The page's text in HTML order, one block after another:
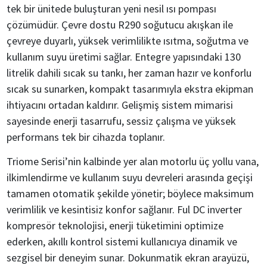
tek bir ünitede buluşturan yeni nesil ısı pompası
çözümüdür. Çevre dostu R290 soğutucu akışkan ile
çevreye duyarlı, yüksek verimlilikte ısıtma, soğutma ve
kullanım suyu üretimi sağlar. Entegre yapısındaki 130
litrelik dahili sıcak su tankı, her zaman hazır ve konforlu
sıcak su sunarken, kompakt tasarımıyla ekstra ekipman
ihtiyacını ortadan kaldırır. Gelişmiş sistem mimarisi
sayesinde enerji tasarrufu, sessiz çalışma ve yüksek
performans tek bir cihazda toplanır.
Triome Serisi’nin kalbinde yer alan motorlu üç yollu vana,
ilkimlendirme ve kullanım suyu devreleri arasında geçişi
tamamen otomatik şekilde yönetir; böylece maksimum
verimlilik ve kesintisiz konfor sağlanır. Ful DC inverter
kompresör teknolojisi, enerji tüketimini optimize
ederken, akıllı kontrol sistemi kullanıcıya dinamik ve
sezgisel bir deneyim sunar. Dokunmatik ekran arayüzü,